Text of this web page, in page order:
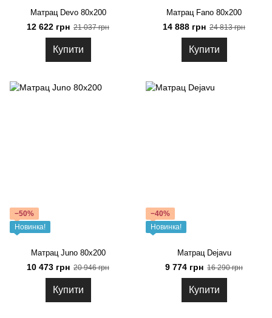
Матрац Devo 80x200
12 622 грн 21 037 грн
Купити
Матрац Fano 80x200
14 888 грн 24 813 грн
Купити
−50%
Новинка!
Матрац Juno 80x200
10 473 грн 20 946 грн
Купити
−40%
Новинка!
Матрац Dejavu
9 774 грн 16 290 грн
Купити